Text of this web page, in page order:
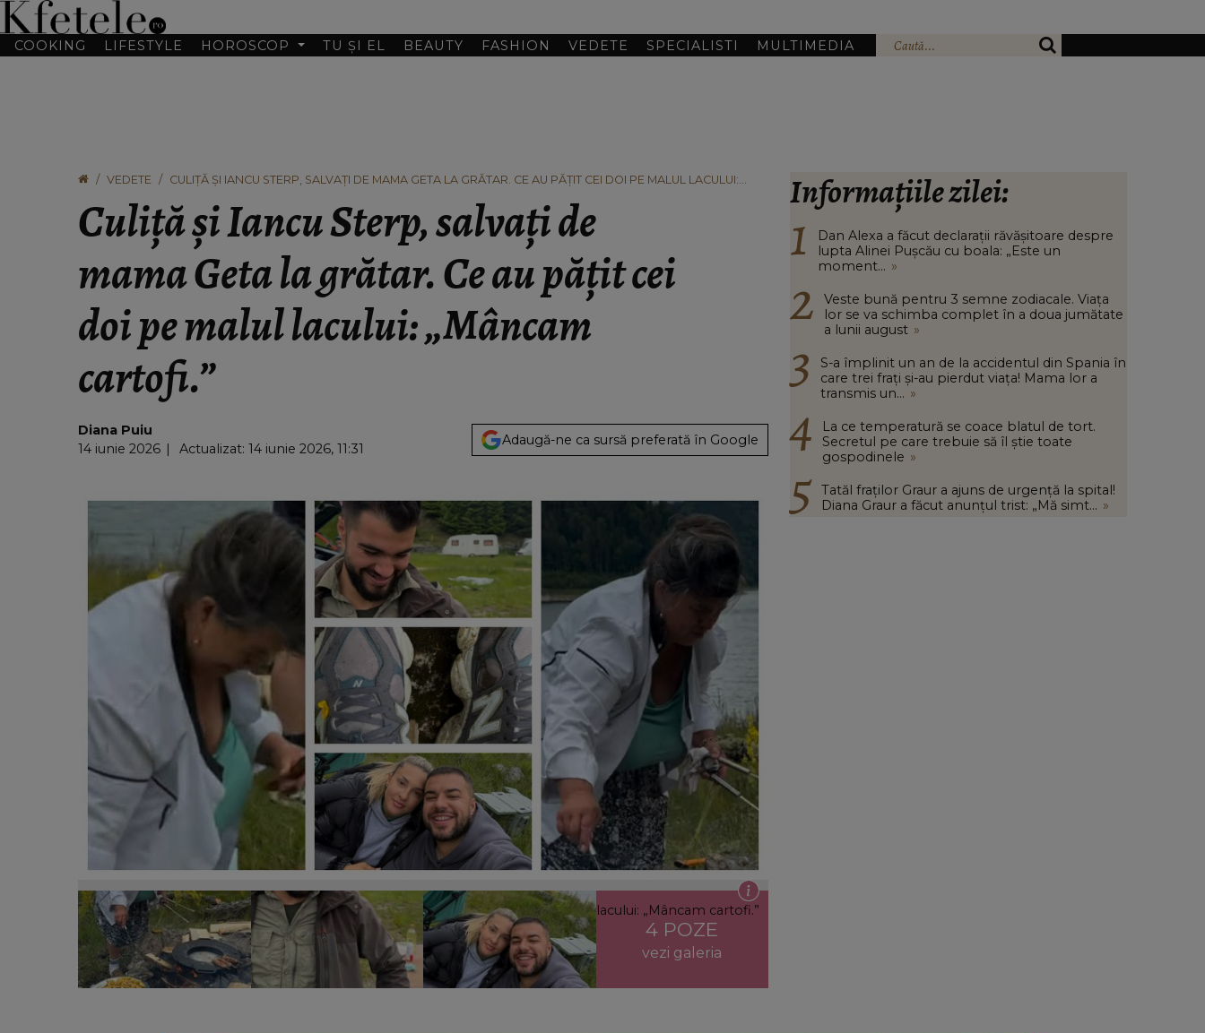
COOKING LIFESTYLE HOROSCOP TU ȘI EL BEAUTY FASHION VEDETE SPECIALISTI MULTIMEDIA
VEDETE
CULIȚĂ ȘI IANCU STERP, SALVAȚI DE MAMA GETA LA GRĂTAR. CE AU PĂȚIT CEI DOI PE MALUL LACULUI:
Culiță și Iancu Sterp, salvați de
mama Geta la grătar. Ce au pățit cei
doi pe malul lacului: „Mâncam
cartofi.”
Diana Puiu
14 iunie 2026
Actualizat: 14 iunie 2026, 11:31
Adaugă-ne ca sursă preferată în Google
Culiță și Iancu Sterp, salvați de mama Geta la grătar. Ce au pățit cei doi pe malul lacului: „Mâncam cartofi.”
4 POZE
vezi galeria
Informațiile zilei:
Dan Alexa a făcut declarații răvășitoare despre
lupta Alinei Pușcău cu boala: „Este un
moment... »
Veste bună pentru 3 semne zodiacale. Viața
lor se va schimba complet în a doua jumătate
a lunii august »
S-a împlinit un an de la accidentul din Spania în
care trei frați și-au pierdut viața! Mama lor a
transmis un... »
La ce temperatură se coace blatul de tort.
Secretul pe care trebuie să îl știe toate
gospodinele »
Tatăl fraților Graur a ajuns de urgență la spital!
Diana Graur a făcut anunțul trist: „Mă simt... »